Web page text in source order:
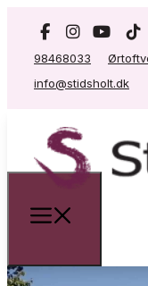
98468033
info@stidsholt.dk